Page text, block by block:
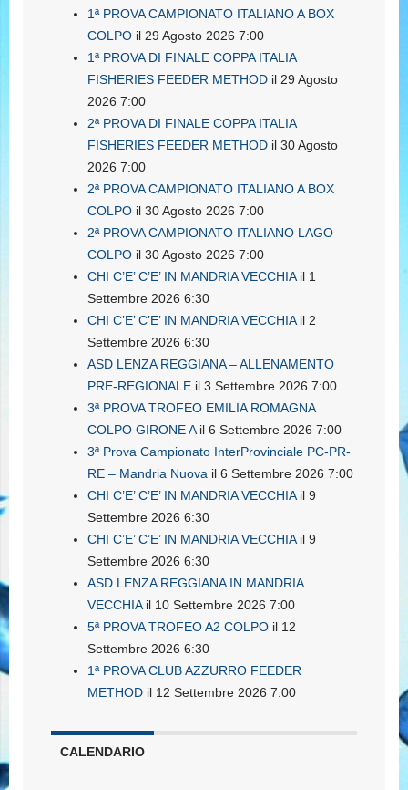
1ª PROVA CAMPIONATO ITALIANO A BOX
COLPO il 29 Agosto 2026 7:00
1ª PROVA DI FINALE COPPA ITALIA
FISHERIES FEEDER METHOD il 29 Agosto
2026 7:00
2ª PROVA DI FINALE COPPA ITALIA
FISHERIES FEEDER METHOD il 30 Agosto
2026 7:00
2ª PROVA CAMPIONATO ITALIANO A BOX
COLPO il 30 Agosto 2026 7:00
2ª PROVA CAMPIONATO ITALIANO LAGO
COLPO il 30 Agosto 2026 7:00
CHI C’E’ C’E’ IN MANDRIA VECCHIAil 1
Settembre 2026 6:30
CHI C’E’ C’E’ IN MANDRIA VECCHIAil 2
Settembre 2026 6:30
ASD LENZA REGGIANA – ALLENAMENTO
PRE-REGIONALE il 3 Settembre 2026 7:00
3ª PROVA TROFEO EMILIA ROMAGNA
COLPO GIRONE Ail 6 Settembre 2026 7:00
3ª Prova Campionato InterProvinciale PC-PR-
RE – Mandria Nuova il 6 Settembre 2026 7:00
CHI C’E’ C’E’ IN MANDRIA VECCHIAil 9
Settembre 2026 6:30
CHI C’E’ C’E’ IN MANDRIA VECCHIAil 9
Settembre 2026 6:30
ASD LENZA REGGIANA IN MANDRIA
VECCHIAil 10 Settembre 2026 7:00
5ª PROVA TROFEO A2 COLPO il 12
Settembre 2026 6:30
1ª PROVA CLUB AZZURRO FEEDER
METHOD il 12 Settembre 2026 7:00
CALENDARIO